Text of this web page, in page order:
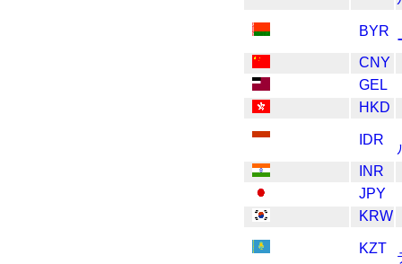
BYR
CNY
GEL
HKD
IDR
INR
JPY
KRW
KZT